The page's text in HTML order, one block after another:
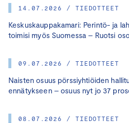
14.07.2026 / TIEDOTTEET
Keskuskauppakamari: Perintö- ja
toimisi myös Suomessa – Ruotsi
09.07.2026 / TIEDOTTEET
Naisten osuus pörssiyhtiöiden
ennätykseen – osuus nyt jo 37
08.07.2026 / TIEDOTTEET